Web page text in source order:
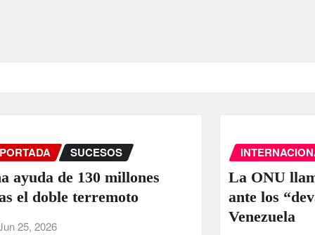
INTERNACIONAL PORTADA
La ONU llama a la colaboración
ante los “devastadores”